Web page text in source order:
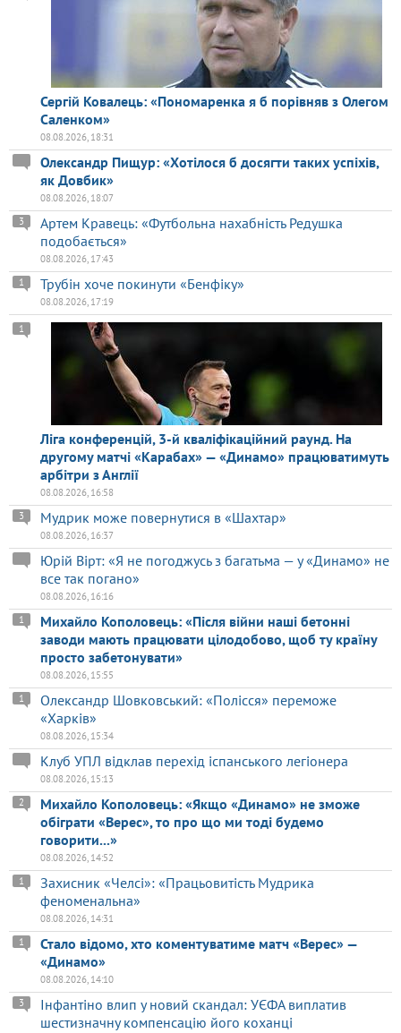
Сергій Ковалець: «Пономаренка я б порівняв з Олегом
Саленком»
08.08.2026, 18:31
Олександр Пищур: «Хотілося б досягти таких успіхів,
як Довбик»
08.08.2026, 18:07
Артем Кравець: «Футбольна нахабність Редушка
подобається»
3
08.08.2026, 17:43
Трубін хоче покинути «Бенфіку»
1
08.08.2026, 17:19
Ліга конференцій, 3-й кваліфікаційний раунд. На
другому матчі «Карабах» — «Динамо» працюватимуть
арбітри з Англії
1
08.08.2026, 16:58
Мудрик може повернутися в «Шахтар»
3
08.08.2026, 16:37
Юрій Вірт: «Я не погоджусь з багатьма — у «Динамо» не
все так погано»
08.08.2026, 16:16
Михайло Кополовець: «Після війни наші бетонні
заводи мають працювати цілодобово, щоб ту країну
просто забетонувати»
1
08.08.2026, 15:55
Олександр Шовковський: «Полісся» переможе
«Харків»
1
08.08.2026, 15:34
Клуб УПЛ відклав перехід іспанського легіонера
08.08.2026, 15:13
Михайло Кополовець: «Якщо «Динамо» не зможе
обіграти «Верес», то про що ми тоді будемо
говорити...»
2
08.08.2026, 14:52
Захисник «Челсі»: «Працьовитість Мудрика
феноменальна»
1
08.08.2026, 14:31
Стало відомо, хто коментуватиме матч «Верес» —
«Динамо»
1
08.08.2026, 14:10
Інфантіно влип у новий скандал: УЄФА виплатив
шестизначну компенсацію його коханці
3